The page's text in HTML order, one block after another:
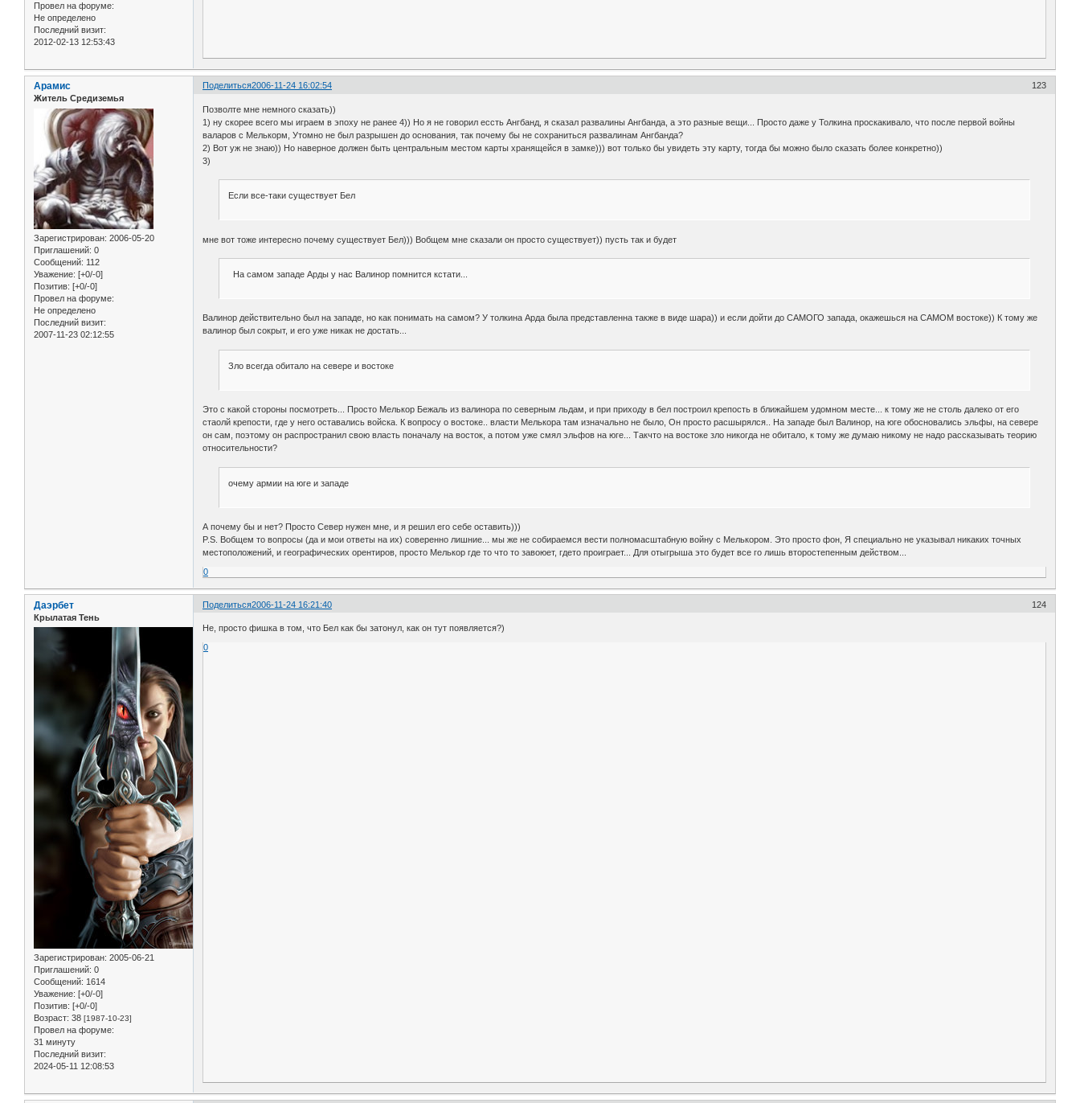
Провел на форуме:
Не определено
Последний визит:
2012-02-13 12:53:43
Поделиться 123
2006-11-24 16:02:54
Арамис
Житель Средиземья
Зарегистрирован: 2006-05-20
Приглашений: 0
Сообщений: 112
Уважение: [+0/-0]
Позитив: [+0/-0]
Провел на форуме:
Не определено
Последний визит:
2007-11-23 02:12:55
Позволте мне немного сказать))
1) ну скорее всего мы играем в эпоху не ранее 4)) Но я не говорил ессть Ангбанд, я сказал развалины Ангбанда, а это разные вещи... Просто даже у Толкина проскакивало, что после первой войны
валаров с Мелькорм, Утомно не был разрышен до основания, так почему бы не сохраниться развалинам Ангбанда?
2) Вот уж не знаю)) Но наверное должен быть центральным местом карты хранящейся в замке))) вот только бы увидеть эту карту, тогда бы можно было сказать более конкретно))
3)
Если все-таки существует Бел
мне вот тоже интересно почему существует Бел))) Вобщем мне сказали он просто существует)) пусть так и будет
На самом западе Арды у нас Валинор помнится кстати...
Валинор действительно был на западе, но как понимать на самом? У толкина Арда была представленна также в виде шара)) и если дойти до САМОГО запада, окажешься на САМОМ востоке)) К тому же
валинор был сокрыт, и его уже никак не достать...
Зло всегда обитало на севере и востоке
Это с какой стороны посмотреть... Просто Мелькор Бежаль из валинора по северным льдам, и при приходу в бел построил крепость в ближайшем удомном месте... к тому же не столь далеко от его
стаолй крепости, где у него оставались войска. К вопросу о востоке.. власти Мелькора там изначально не было, Он просто расшырялся.. На западе был Валинор, на юге обосновались эльфы, на севере
он сам, поэтому он распространил свою власть поначалу на восток, а потом уже смял эльфов на юге... Такчто на востоке зло никогда не обитало, к тому же думаю никому не надо рассказывать теорию
относительности?
очему армии на юге и западе
А почему бы и нет? Просто Север нужен мне, и я решил его себе оставить)))
P.S. Вобщем то вопросы (да и мои ответы на их) соверенно лишние... мы же не собираемся вести полномасштабную войну с Мелькором. Это просто фон, Я специально не указывал никаких точных
местоположений, и географических орентиров, просто Мелькор где то что то завоюет, гдето проиграет... Для отыгрыша это будет все го лишь второстепенным действом...
0
Поделиться 124
2006-11-24 16:21:40
Даэрбет
Крылатая Тень
Зарегистрирован: 2005-06-21
Приглашений: 0
Сообщений: 1614
Уважение: [+0/-0]
Позитив: [+0/-0]
Возраст: 38 [1987-10-23]
Провел на форуме:
31 минуту
Последний визит:
2024-05-11 12:08:53
Не, просто фишка в том, что Бел как бы затонул, как он тут появляется?)
0